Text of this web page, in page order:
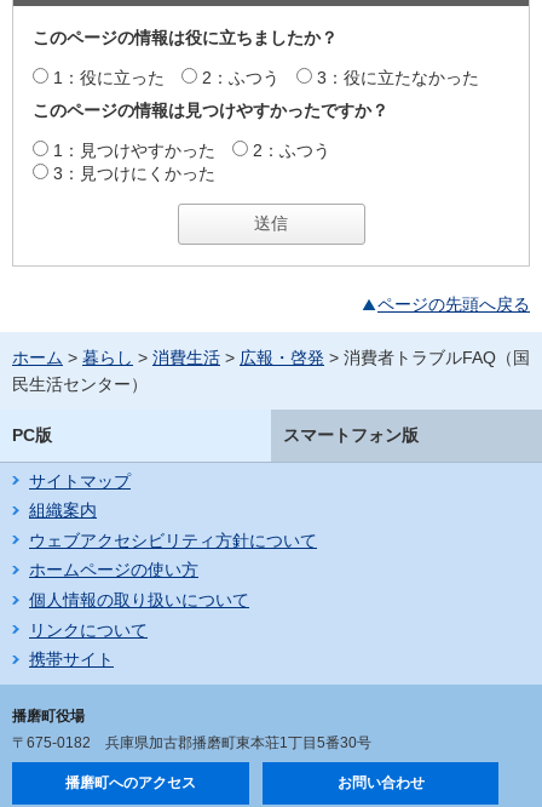
このページの情報は役に立ちましたか？
1：役に立った 2：ふつう
3：役に立たなかった
このページの情報は見つけやすかったですか？
1：見つけやすかった
2：ふつう
3：見つけにくかった
ページの先頭へ戻る
ホーム > 暮らし > 消費生活 > 広報・啓発 > 消費者トラブルFAQ（国
民生活センター）
PC版 スマートフォン版
サイトマップ
組織案内
ウェブアクセシビリティ方針について
ホームページの使い方
個人情報の取り扱いについて
リンクについて
携帯サイト
播磨町役場
〒675-0182 兵庫県加古郡播磨町東本荘1丁目5番30号
播磨町へのアクセス お問い合わせ